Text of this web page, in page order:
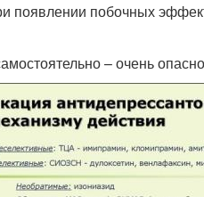
появлении побочных
– очень